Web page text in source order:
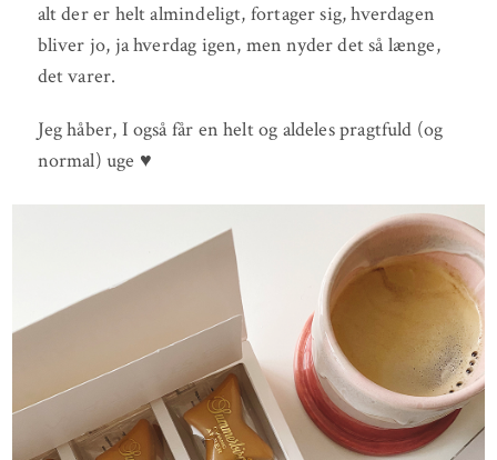
alt der er helt almindeligt, fortager sig, hverdagen
bliver jo, ja hverdag igen, men nyder det så længe,
det varer.
Jeg håber, I også får en helt og aldeles pragtfuld (og
normal) uge ♥